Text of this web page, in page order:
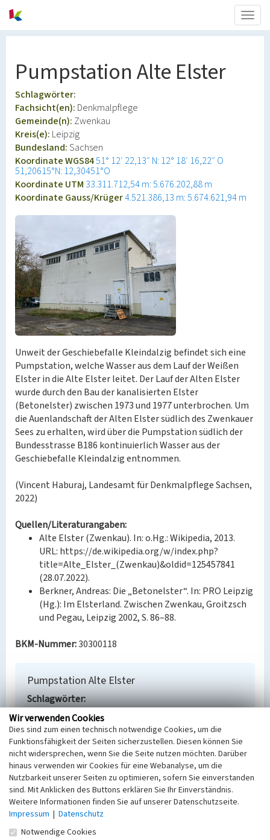
Pumpstation Alte Elster
Schlagwörter:
Fachsicht(en): Denkmalpflege
Gemeinde(n): Zwenkau
Kreis(e): Leipzig
Bundesland:Sachsen
Koordinate WGS8451° 12′ 22,13″ N: 12° 18′ 16,22″ O
51,20615°N: 12,30451°O
Koordinate UTM 33.311.712,54 m: 5.676.202,88 m
Koordinate Gauss/Krüger4.521.386,13 m: 5.674.621,94 m
Unweit der Geschiebefalle Kleindalzig befindet sich eine
Pumpstation, welche Wasser aus dem Lauf der Weißen
Elster in die Alte Elster leitet. Der Lauf der Alten Elster
wurde durch den Bau der kanalisierten Elster
(Betonelster) zwischen 1973 und 1977 unterbrochen. Um
die Auenlandschaft der Alten Elster südlich des Zwenkauer
Sees zu erhalten, wird über die Pumpstation südlich der
Bundesstrasse B186 kontinuierlich Wasser aus der
Geschiebefalle Kleindalzig entnommen.
(Vincent Haburaj, Landesamt für Denkmalpflege Sachsen,
2022)
Quellen/Literaturangaben:
Alte Elster (Zwenkau). In: o.Hg.: Wikipedia, 2013.
URL: https://de.wikipedia.org/w/index.php?
title=Alte_Elster_(Zwenkau)&oldid=125457841
(28.07.2022).
Berkner, Andreas: Die „Betonelster“. In: PRO Leipzig
(Hg.): Im Elsterland. Zwischen Zwenkau, Groitzsch
und Pegau, Leipzig 2002, S. 86–88.
BKM-Nummer:30300118
Pumpstation Alte Elster
Schlagwörter
Kleindalzig
Fachsicht(en)
Denkmalpflege
Erfassungsmaßstab
i.d.R. 1:5.000 (größer als 1:20.000)
Erfassungsmethode
Übernahme aus externer Fachdatenbank
Wir verwenden Cookies
Dies sind zum einen technisch notwendige Cookies, um die
Funktionsfähigkeit der Seiten sicherzustellen. Diesen können Sie
nicht widersprechen, wenn Sie die Seite nutzen möchten. Darüber
hinaus verwenden wir Cookies für eine Webanalyse, um die
Nutzbarkeit unserer Seiten zu optimieren, sofern Sie einverstanden
sind. Mit Anklicken des Buttons erklären Sie Ihr Einverständnis.
Weitere Informationen finden Sie auf unserer Datenschutzseite.
Impressum | Datenschutz
Notwendige Cookies